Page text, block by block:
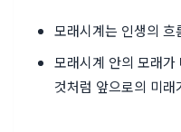
모래시계는 인생의 흐
모래시계 안의 모래
것처럼 앞으로의 미